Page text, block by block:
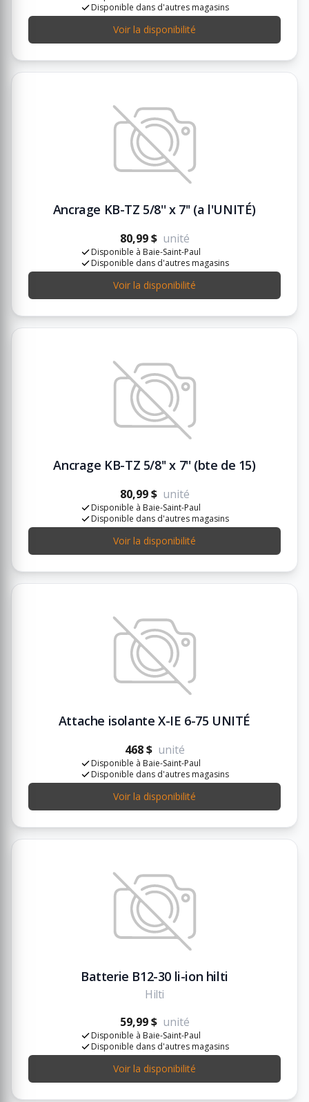
Disponible dans d'autres magasins
Voir la disponibilité
Ancrage KB-TZ 5/8'' x 7'' (a l'UNITÉ)
80,99 $ unité
Disponible à Baie-Saint-Paul
Disponible dans d'autres magasins
Voir la disponibilité
Ancrage KB-TZ 5/8'' x 7'' (bte de 15)
80,99 $ unité
Disponible à Baie-Saint-Paul
Disponible dans d'autres magasins
Voir la disponibilité
Attache isolante X-IE 6-75 UNITÉ
468 $ unité
Disponible à Baie-Saint-Paul
Disponible dans d'autres magasins
Voir la disponibilité
Batterie B12-30 li-ion hilti
Hilti
59,99 $ unité
Disponible à Baie-Saint-Paul
Disponible dans d'autres magasins
Voir la disponibilité